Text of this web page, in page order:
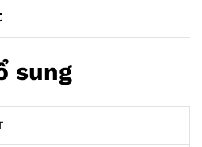
sung